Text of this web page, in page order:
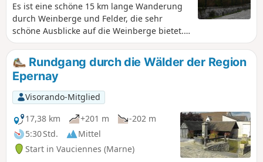
Es ist eine schöne 15 km lange Wanderung
durch Weinberge und Felder, die sehr
schöne Ausblicke auf die Weinberge bietet.
Vorbei am Château de Saran und dem
schönen Jardin humide de Chouilly.
Rückkehr nach Épernay über die berühmte
Avenue de Champagne.
Rundgang durch die Wälder der Region
Epernay
Visorando-Mitglied
17,38 km
+201 m
-202 m
5:30 Std.
Mittel
Start in Vauciennes (Marne)